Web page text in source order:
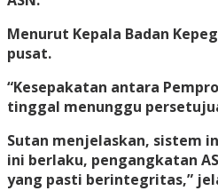
Menurut Kepala Badan
pusat.
“Kesepakatan antara
tinggal menunggu
Sutan menjelaskan, sistem
ini berlaku, pengangkatan
yang pasti berintegritas,”